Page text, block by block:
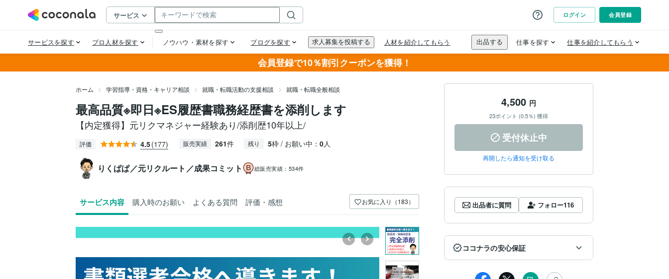
会員登録で10％割引クーポンを獲得！
ホーム 学習指導・資格・キャリア相談 就職・転職活動の支援相談 就職・転職全般相談
最高品質※即日※ES履歴書職務経歴書を添削します
【内定獲得】元リクマネジャー経験あり/添削歴10年以上/
評価 4.5(177) 販売実績 261件 残り 5枠 / お願い中： 0人
りくぱぱ／元リクルート／成果コミット 総販売実績： 534件
サービス内容 購入時のお願い よくある質問 評価・感想 お気に入り（183）
4,500 円
23ポイント (0.5％) 獲得
受付休止中
再開したら通知を受け取る
出品者に質問 フォロー116
ココナラの安心保証